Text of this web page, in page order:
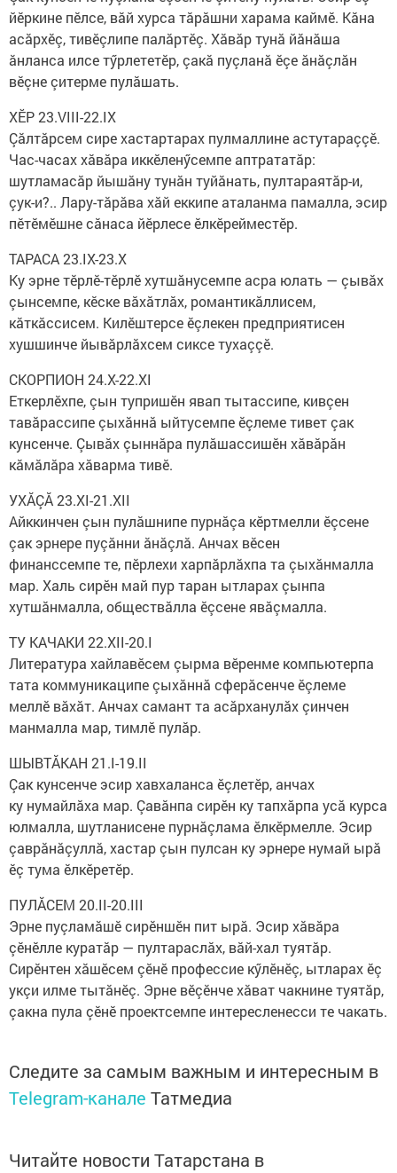
йӗркине пӗлсе, вăй хурса тăрăшни харама каймӗ. Кăна
асăрхӗç, тивӗçлипе палăртӗç. Хăвăр тунă йăнăша
ăнланса илсе тӳрлететӗр, çакă пуçланă ӗçе ăнăçлăн
вӗçне çитерме пулăшать.
ХӖР 23.VIII-22.IX
Çăлтăрсем сире хастартарах пулмаллине астутараççӗ.
Час-часах хăвăра иккӗленӳсемпе аптрататăр:
шутламасăр йышăну тунăн туйăнать, пултараятăр-и,
çук-и?.. Лару-тăрăва хăй еккипе аталанма памалла, эсир
пӗтӗмӗшне сăнаса йӗрлесе ӗлкӗрейместӗр.
ТАРАСА 23.IX-23.X
Ку эрне тӗрлӗ-тӗрлӗ хутшăнусемпе асра юлать — çывăх
çынсемпе, кӗске вăхăтлăх, романтикăллисем,
кăткăссисем. Килӗштерсе ӗçлекен предприятисен
хушшинче йывăрлăхсем сиксе тухаççӗ.
СКОРПИОН 24.X-22.XI
Еткерлӗхпе, çын тупришӗн явап тытассипе, кивçен
тавăрассипе çыхăннă ыйтусемпе ӗçлеме тивет çак
кунсенче. Çывăх çыннăра пулăшассишӗн хăвăрăн
кăмăлăра хăварма тивӗ.
УХĂÇĂ 23.XI-21.XII
Айккинчен çын пулăшнипе пурнăçа кӗртмелли ӗçсене
çак эрнере пуçăнни ăнăçлă. Анчах вӗсен
финанссемпе те, пӗрлехи харпăрлăхпа та çыхăнмалла
мар. Халь сирӗн май пур таран ытларах çынпа
хутшăнмалла, обществăлла ӗçсене явăçмалла.
ТУ КАЧАКИ 22.XII-20.I
Литература хайлавӗсем çырма вӗренме компьютерпа
тата коммуникаципе çыхăннă сферăсенче ӗçлеме
меллӗ вăхăт. Анчах самант та асăрханулăх çинчен
манмалла мар, тимлӗ пулăр.
ШЫВТĂКАН 21.I-19.II
Çак кунсенче эсир хавхаланса ӗçлетӗр, анчах
ку нумайлăха мар. Çавăнпа сирӗн ку тапхăрпа усă курса
юлмалла, шутланисене пурнăçлама ӗлкӗрмелле. Эсир
çаврăнăçуллă, хастар çын пулсан ку эрнере нумай ырă
ӗç тума ӗлкӗретӗр.
ПУЛĂСЕМ 20.II-20.III
Эрне пуçламăшӗ сирӗншӗн пит ырă. Эсир хăвăра
çӗнӗлле куратăр — пултараслăх, вăй-хал туятăр.
Сирӗнтен хăшӗсем çӗнӗ профессие кӳлӗнӗç, ытларах ӗç
укçи илме тытăнӗç. Эрне вӗçӗнче хăват чакнине туятăр,
çакна пула çӗнӗ проектсемпе интересленесси те чакать.
Следите за самым важным и интересным в
Telegram-канале Татмедиа
Читайте новости Татарстана в